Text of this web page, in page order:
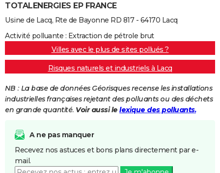
TOTALENERGIES EP FRANCE
Usine de Lacq, Rte de Bayonne RD 817 - 64170 Lacq
Activité polluante : Extraction de pétrole brut
Villes avec le plus de sites pollués ?
Risques naturels et industriels à Lacq
NB : La base de données Géorisques recense les installations
industrielles françaises rejetant des polluants ou des déchets
en grande quantité. Voir aussi le lexique des polluants.
A ne pas manquer
Recevez nos astuces et bons plans directement par e-
mail.